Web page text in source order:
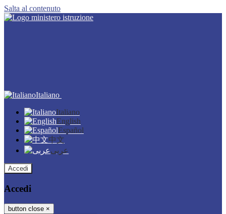
Salta al contenuto
Italiano
Italiano
English
Español
中文
عربى
Accedi
Accedi
button close ×